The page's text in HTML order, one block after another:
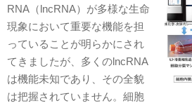
RNA（lncRNA）が多様な生命
現象において重要な機能を担
っていることが明らかにされ
てきましたが、多くのlncRNA
は機能未知であり、その全貌
は把握されていません。細胞